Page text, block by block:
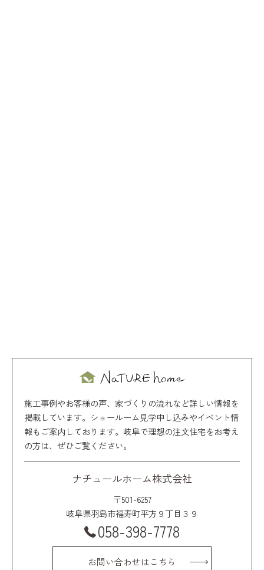
施工事例やお客様の声、家づくりの流れなど詳しい情報を
掲載しています。ショールーム見学申し込みやイベント情
報もご案内しております。岐阜で理想の注文住宅をお考え
の方は、ぜひご覧ください。
ナチュールホーム株式会社
〒501-6257
岐阜県羽島市福寿町平方９丁目３９
058-398-7778
お問い合わせはこちら